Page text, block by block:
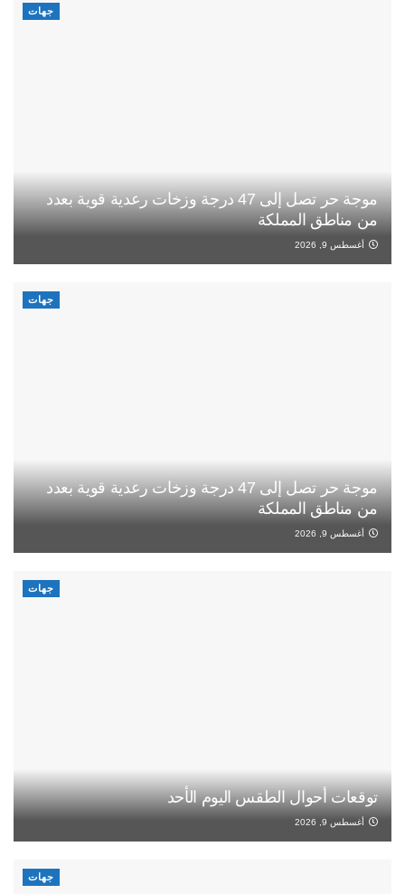
جهات
موجة حر تصل إلى 47 درجة وزخات رعدية قوية بعدد
من مناطق المملكة
أغسطس 9, 2026
جهات
موجة حر تصل إلى 47 درجة وزخات رعدية قوية بعدد
من مناطق المملكة
أغسطس 9, 2026
جهات
توقعات أحوال الطقس اليوم الأحد
أغسطس 9, 2026
جهات